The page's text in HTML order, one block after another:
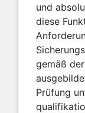
und
diese
gemäß
Prüfung